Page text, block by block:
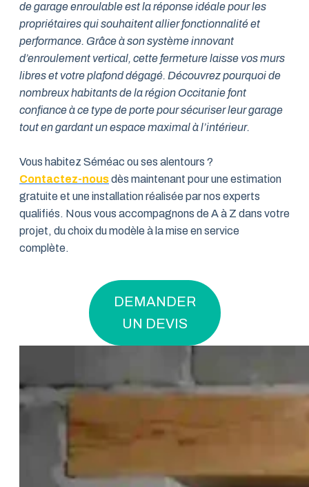
de garage enroulable est la réponse idéale pour les
propriétaires qui souhaitent allier fonctionnalité et
performance. Grâce à son système innovant
d’enroulement vertical, cette fermeture laisse vos murs
libres et votre plafond dégagé. Découvrez pourquoi de
nombreux habitants de la région Occitanie font
confiance à ce type de porte pour sécuriser leur garage
tout en gardant un espace maximal à l’intérieur.
Vous habitez Séméac ou ses alentours ?
Contactez-nousdès maintenant pour une estimation
gratuite et une installation réalisée par nos experts
qualifiés. Nous vous accompagnons de A à Z dans votre
projet, du choix du modèle à la mise en service
complète.
DEMANDER
UN DEVIS